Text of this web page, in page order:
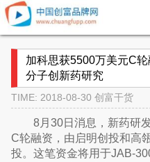
加科思获5500万美元C
分子创新药研究
TIME: 2018-08-30 创富干货
8月30日消息，新药研
C轮融资，由启明创投和高
投。这笔资金将用于JAB-